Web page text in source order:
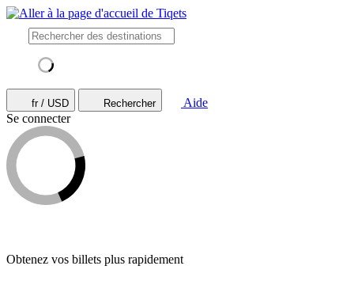
fr / USD Rechercher
Aide
Se connecter
Obtenez vos billets plus rapidement